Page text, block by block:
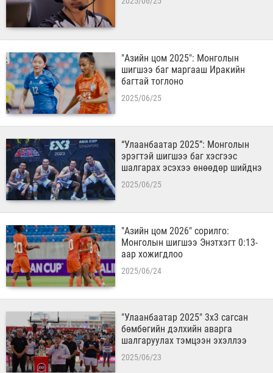
"Азийн цом 2025": Монголын
шигшээ баг маргааш Иракийн
багтай тоглоно
2025/06/25
“Улаанбаатар 2025”: Монголын
эрэгтэй шигшээ баг хэсгээс
шалгарах эсэхээ өнөөдөр шийднэ
2025/06/25
"Азийн цом 2026" сорилго:
Монголын шигшээ Энэтхэгт 0:13-
аар хожигдлоо
2025/06/24
"Улаанбаатар 2025" 3х3 сагсан
бөмбөгийн дэлхийн аварга
шалгаруулах тэмцээн эхэллээ
2025/06/23